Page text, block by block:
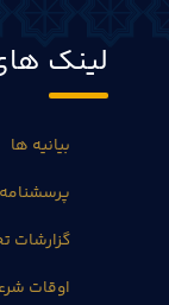
لینک
بیانیه ها
اوقات